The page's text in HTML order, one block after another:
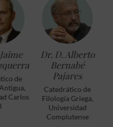
D. Tomás
Martínez
Catedrático de
Antigua,
Universidad
Dr. D.
Francesc
Casadesús
Bordoy
Profesor Titular
Filosofía
Universitat de